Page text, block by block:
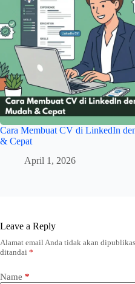
Cara Membuat CV di LinkedIn
& Cepat
April 1, 2026
Leave a Reply
Alamat email Anda tidak akan
ditandai *
Name *